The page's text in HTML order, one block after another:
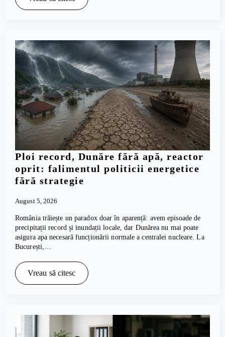
Ploi record, Dunăre fără apă, reactor
oprit: falimentul politicii energetice
fără strategie
August 5, 2026
România trăiește un paradox doar în aparență: avem episoade de
precipitații record și inundații locale, dar Dunărea nu mai poate
asigura apa necesară funcționării normale a centralei nucleare. La
București,…
Vreau să citesc